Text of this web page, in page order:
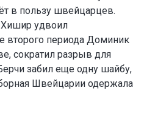
в пользу швейцарцев.
удвоил
второго периода Доминик
сократил разрыв для
забил еще одну шайбу,
Швейцарии одержала